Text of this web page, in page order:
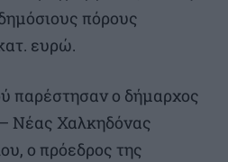
πόρους
ευρώ.
παρέστησαν ο δήμαρχος
Νέας Χαλκηδόνας
ο πρόεδρος της